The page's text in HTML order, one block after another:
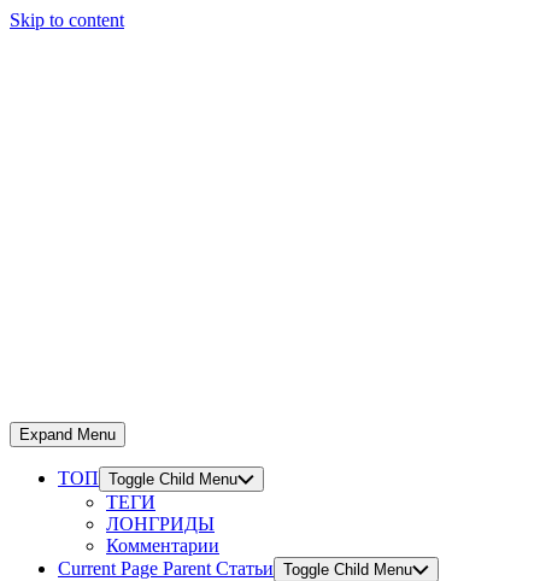
Skip to content
Expand Menu
ТОП Toggle Child Menu
ТЕГИ
ЛОНГРИДЫ
Комментарии
Current Page Parent Статьи Toggle Child Menu